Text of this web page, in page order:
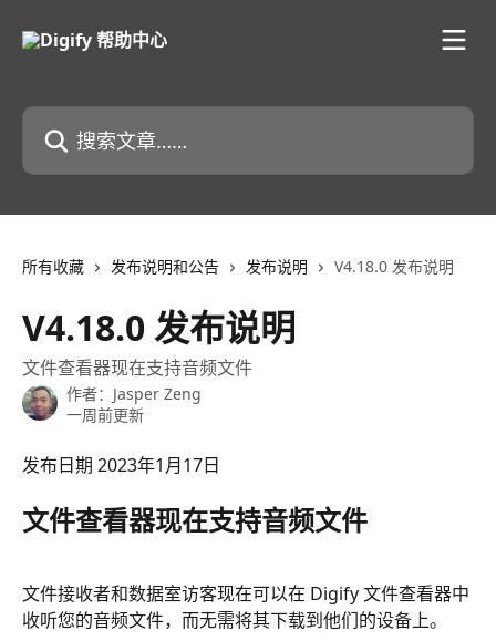
搜索文章……
所有收藏 发布说明和公告 发布说明 V4.18.0 发布说明
V4.18.0 发布说明
文件查看器现在支持音频文件
作者： Jasper Zeng
一周前更新
发布日期 2023年1月17日
文件查看器现在支持音频文件
文件接收者和数据室访客现在可以在 Digify 文件查看器中
收听您的音频文件，而无需将其下载到他们的设备上。